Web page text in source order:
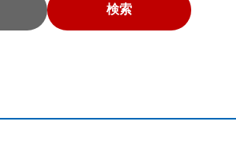
検索